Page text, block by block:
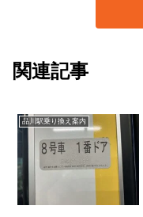
関連記事
品川駅乗り換え案内